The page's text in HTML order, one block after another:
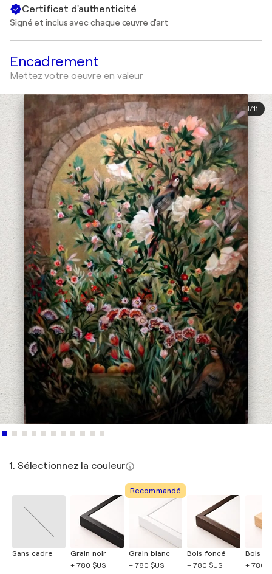
Certificat d'authenticité
Signé et inclus avec chaque œuvre d'art
Encadrement
Mettez votre oeuvre en valeur
1/11
1. Sélectionnez la couleur
Sans cadre
Grain noir
+ 780 $US
Recommandé
Grain blanc
+ 780 $US
Bois foncé
+ 780 $US
Bois
+ 780